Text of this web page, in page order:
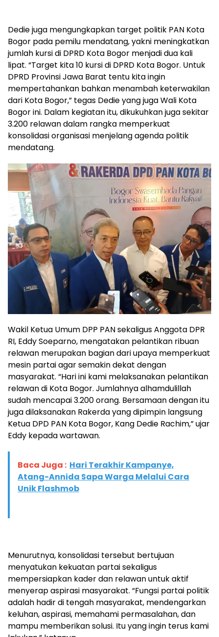
Dedie juga mengungkapkan target politik PAN Kota
Bogor pada pemilu mendatang, yakni meningkatkan
jumlah kursi di DPRD Kota Bogor menjadi dua kali
lipat. “Target kita 10 kursi di DPRD Kota Bogor. Untuk
DPRD Provinsi Jawa Barat tentu kita ingin
mempertahankan bahkan menambah keterwakilan
dari Kota Bogor,” tegas Dedie yang juga Wali Kota
Bogor ini. Dalam kegiatan itu, dikukuhkan juga sekitar
3.200 relawan dalam rangka memperkuat
konsolidasi organisasi menjelang agenda politik
mendatang.
Wakil Ketua Umum DPP PAN sekaligus Anggota DPR
RI, Eddy Soeparno, mengatakan pelantikan ribuan
relawan merupakan bagian dari upaya memperkuat
mesin partai agar semakin dekat dengan
masyarakat. “Hari ini kami melaksanakan pelantikan
relawan di Kota Bogor. Jumlahnya alhamdulillah
sudah mencapai 3.200 orang. Bersamaan dengan itu
juga dilaksanakan Rakerda yang dipimpin langsung
Ketua DPD PAN Kota Bogor, Kang Dedie Rachim,” ujar
Eddy kepada wartawan.
Baca Juga : Hari Terakhir Kampanye,
Atang-Annida Sapa Warga Melalui Cara
Unik Flashmob
Menurutnya, konsolidasi tersebut bertujuan
menyatukan kekuatan partai sekaligus
mempersiapkan kader dan relawan untuk aktif
menyerap aspirasi masyarakat. “Fungsi partai politik
adalah hadir di tengah masyarakat, mendengarkan
keluhan, aspirasi, memahami permasalahan, dan
mampu memberikan solusi. Itu yang ingin terus kami